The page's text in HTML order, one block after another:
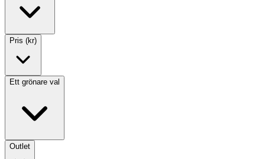
Pris (kr)
Ett grönare val
Outlet